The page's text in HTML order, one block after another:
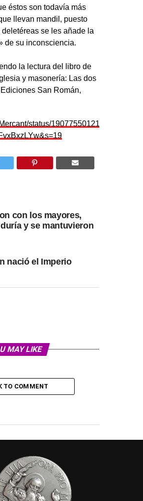
éstos son todavía más
llevan mandil, puesto
se les añade la
de su inconsciencia.
la lectura del libro de
y masonería: Las dos
San Román,
status/1907755012148613161?
con los mayores,
y se mantuvieron
nació el Imperio
MAY LIKE
TO COMMENT